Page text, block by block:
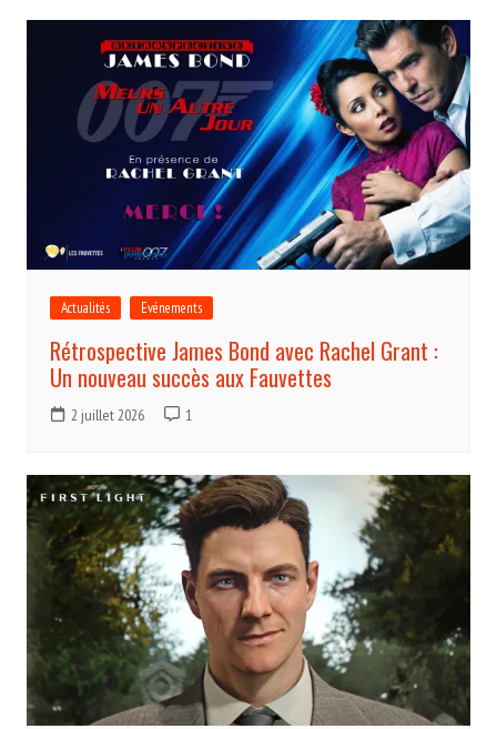
Actualités Evénements
Rétrospective James Bond avec Rachel Grant :
Un nouveau succès aux Fauvettes
2 juillet 2026 1